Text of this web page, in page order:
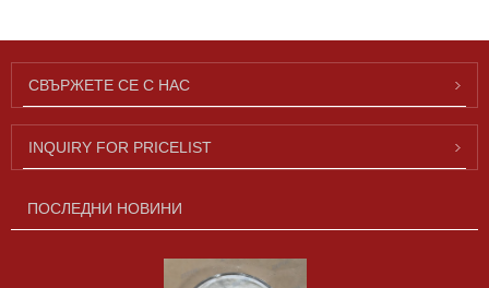
СВЪРЖЕТЕ СЕ С НАС
INQUIRY FOR PRICELIST
ПОСЛЕДНИ НОВИНИ